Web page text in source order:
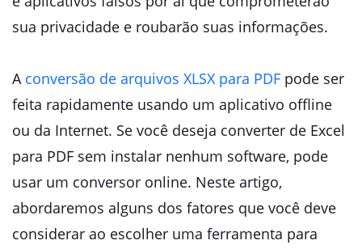
sua privacidade e roubarão suas informações.
A conversão de arquivos XLSX para PDF pode ser
feita rapidamente usando um aplicativo offline
ou da Internet. Se você deseja converter de Excel
para PDF sem instalar nenhum software, pode
usar um conversor online. Neste artigo,
abordaremos alguns dos fatores que você deve
considerar ao escolher uma ferramenta para